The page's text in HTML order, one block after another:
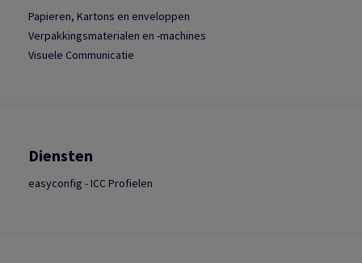
Papieren, Kartons en enveloppen
Verpakkingsmaterialen en -machines
Visuele Communicatie
Diensten
easyconfig - ICC Profielen